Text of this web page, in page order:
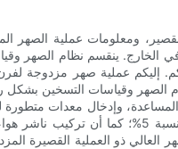
ومعلومات عملية الصهر
في الخارج. ينقسم نظام الصهر
عملية صهر مزدوجة لفرن
وإدخال معدات متطورة
في تلوث الغبار. (2) يرتبط فرن